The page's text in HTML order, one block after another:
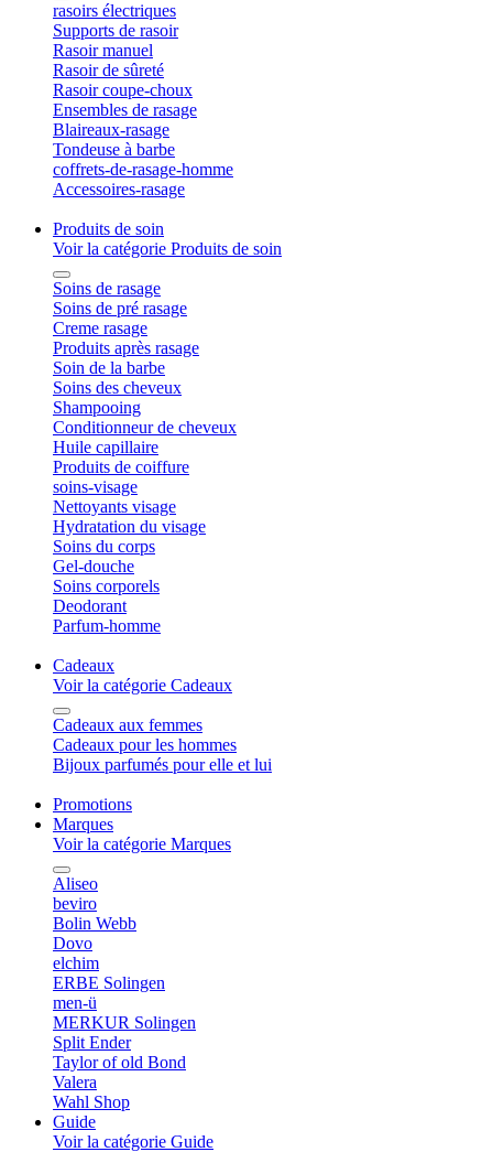
rasoirs électriques
Supports de rasoir
Rasoir manuel
Rasoir de sûreté
Rasoir coupe-choux
Ensembles de rasage
Blaireaux-rasage
Tondeuse à barbe
coffrets-de-rasage-homme
Accessoires-rasage
Produits de soin
Voir la catégorie Produits de soin
Soins de rasage
Soins de pré rasage
Creme rasage
Produits après rasage
Soin de la barbe
Soins des cheveux
Shampooing
Conditionneur de cheveux
Huile capillaire
Produits de coiffure
soins-visage
Nettoyants visage
Hydratation du visage
Soins du corps
Gel-douche
Soins corporels
Deodorant
Parfum-homme
Cadeaux
Voir la catégorie Cadeaux
Cadeaux aux femmes
Cadeaux pour les hommes
Bijoux parfumés pour elle et lui
Promotions
Marques
Voir la catégorie Marques
Aliseo
beviro
Bolin Webb
Dovo
elchim
ERBE Solingen
men-ü
MERKUR Solingen
Split Ender
Taylor of old Bond
Valera
Wahl Shop
Guide
Voir la catégorie Guide